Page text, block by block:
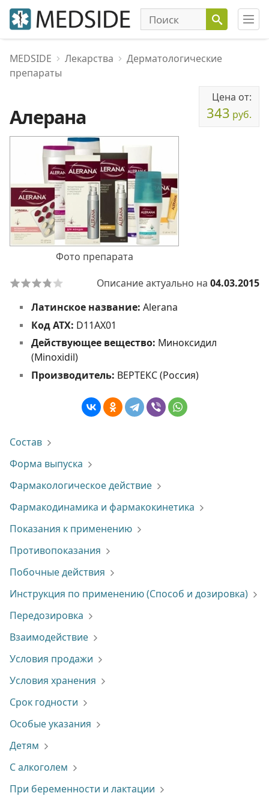
MEDSIDE Лекарства
Дерматологические
препараты
Алерана
Цена от:
343 руб.
Фото препарата
Описание актуально на 04.03.2015
Латинское название: Alerana
Код АТХ: D11AX01
Действующее вещество: Миноксидил
(Minoxidil)
Производитель: ВЕРТЕКС (Россия)
Состав
Форма выпуска
Фармакологическое действие
Фармакодинамика и фармакокинетика
Показания к применению
Противопоказания
Побочные действия
Инструкция по применению (Способ и дозировка)
Передозировка
Взаимодействие
Условия продажи
Условия хранения
Срок годности
Особые указания
Детям
С алкоголем
При беременности и лактации